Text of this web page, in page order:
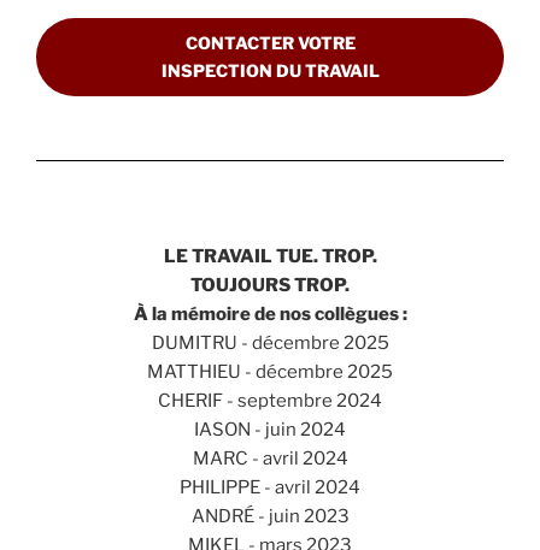
CONTACTER VOTRE
INSPECTION DU TRAVAIL
LE TRAVAIL TUE. TROP.
TOUJOURS TROP.
À la mémoire de nos collègues :
DUMITRU - décembre 2025
MATTHIEU - décembre 2025
CHERIF - septembre 2024
IASON - juin 2024
MARC - avril 2024
PHILIPPE - avril 2024
ANDRÉ - juin 2023
MIKEL - mars 2023